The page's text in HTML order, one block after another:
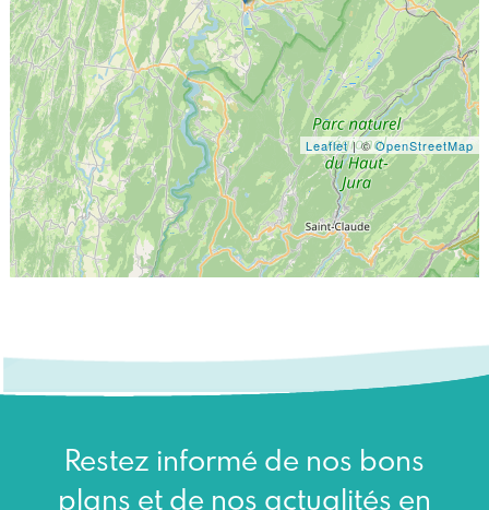
Leaflet| ©OpenStreetMap
Restez informé de nos bons
plans et de nos actualités en